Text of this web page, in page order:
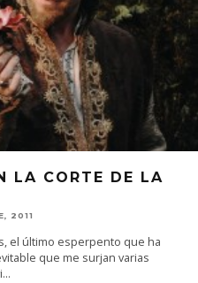
LA CORTE DE LA
2011
el último esperpento que ha
que me surjan varias
...